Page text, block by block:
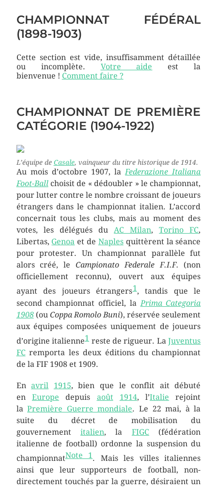
CHAMPIONNAT FÉDÉRAL
(1898-1903)
Cette section est vide, insuffisamment détaillée
ou incomplète. Votre aide est la
bienvenue ! Comment faire ?
CHAMPIONNAT DE PREMIÈRE
CATÉGORIE (1904-1922)
L’équipe de Casale, vainqueur du titre historique de 1914.
Au mois d’octobre 1907, laFederazione Italiana
Foot-Ballchoisit de « dédoubler » le championnat,
pour lutter contre le nombre croissant de joueurs
étrangers dans le championnat italien. L’accord
concernait tous les clubs, mais au moment des
votes, les délégués duAC Milan,Torino FC,
Libertas, Genoa et de Naplesquittèrent la séance
pour protester. Un championnat parallèle fut
alors créé, le Campionato Federale F.I.F. (non
officiellement reconnu), ouvert aux équipes
ayant des joueurs étrangers1, tandis que le
second championnat officiel, la Prima Categoria
1908(ou Coppa Romolo Buni), réservée seulement
aux équipes composées uniquement de joueurs
d’origine italienne1 reste de rigueur. LaJuventus
FCremporta les deux éditions du championnat
de la FIF 1908 et 1909.
Enavril 1915, bien que le conflit ait débuté
en Europe depuis août 1914, l’Italie rejoint
laPremière Guerre mondiale. Le 22 mai, à la
suite du décret de mobilisation du
gouvernementitalien, la FIGC(fédération
italienne de football) ordonne la suspension du
championnatNote 1. Mais les villes italiennes
ainsi que leur supporteurs de football, non-
directement touchés par la guerre, désiraient un